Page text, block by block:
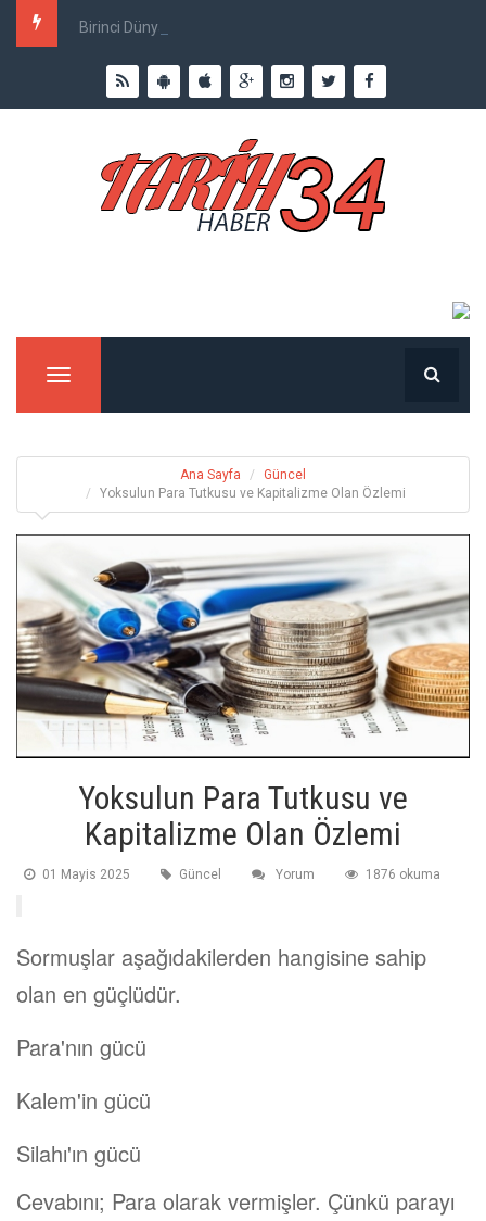
Birinci Dünya Savaşı`nda Ne Kadar İnsan Öldü?
Menu
Ana Sayfa
Güncel
Yoksulun Para Tutkusu ve Kapitalizme Olan Özlemi
Yoksulun Para Tutkusu ve
Kapitalizme Olan Özlemi
01 Mayis 2025 Güncel Yorum 1876 okuma
Sormuşlar aşağıdakilerden hangisine sahip
olan en güçlüdür.
Para'nın gücü
Kalem'in gücü
Silahı'ın gücü
Cevabını; Para olarak vermişler. Çünkü parayı